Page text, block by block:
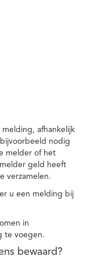
afhankelijk
nodig
melder of het
geld heeft
verzamelen.
u een melding bij
in
te voegen.
bewaard?